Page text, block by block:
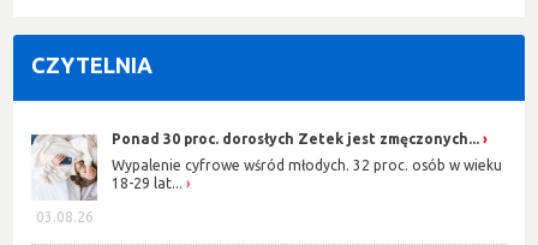
CZYTELNIA
03.08.26
Ponad 30 proc. dorosłych Zetek jest zmęczonych...
Wypalenie cyfrowe wśród młodych. 32 proc. osób w wieku
18-29 lat...